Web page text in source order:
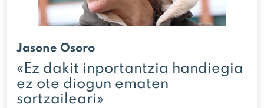
Jasone Osoro
«Ez dakit inportantzia handiegia
ez ote diogun ematen
sortzaileari»